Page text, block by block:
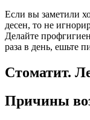
Если вы заметили
десен, то не
Делайте
раза в день, ешьте
Стоматит.
Причины